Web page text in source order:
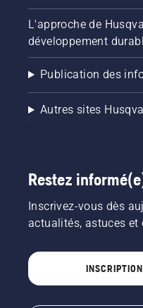
L'approche de
développement
Publication des
Autres sites
Restez
Inscrivez-vous dès
actualités, astuces et